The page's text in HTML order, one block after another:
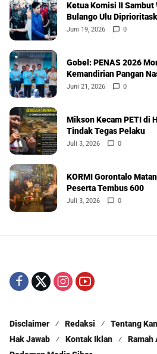
Ketua Komisi II Sambut
Bulango Ulu
Juni 19, 2026 0
Gobel: PENAS 2026
Kemandirian Pangan
Juni 21, 2026 0
Mikson Kecam PETI di
Tindak Tegas Pelaku
Juli 3, 2026 0
KORMI Gorontalo
Peserta Tembus 600
Juli 3, 2026 0
Disclaimer Redaksi Tentang
Hak Jawab
Kontak Iklan
Ramah